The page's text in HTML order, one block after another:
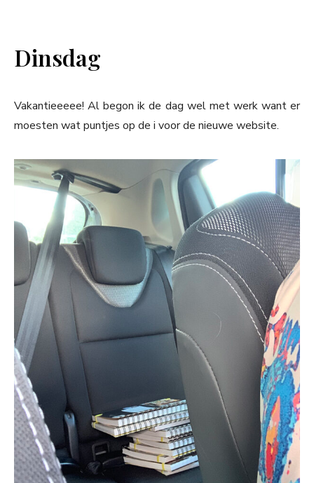
Dinsdag
Vakantieeeee! Al begon ik de dag wel met werk want er
moesten wat puntjes op de i voor de nieuwe website.